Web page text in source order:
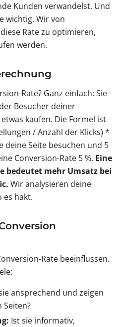
Kunden verwandelst. Und
wichtig. Wir von
Rate zu optimieren,
werden.
Rate? Ganz einfach: Sie
Besucher deiner
kaufen. Die Formel ist
/ Anzahl der Klicks) *
deine Seite besuchen und 5
Conversion-Rate 5 %. Eine
bedeutet mehr Umsatz bei
Wir analysieren deine
es hakt.
Rate beeinflussen.
ansprechend und zeigen
Seiten?
Ist sie informativ,